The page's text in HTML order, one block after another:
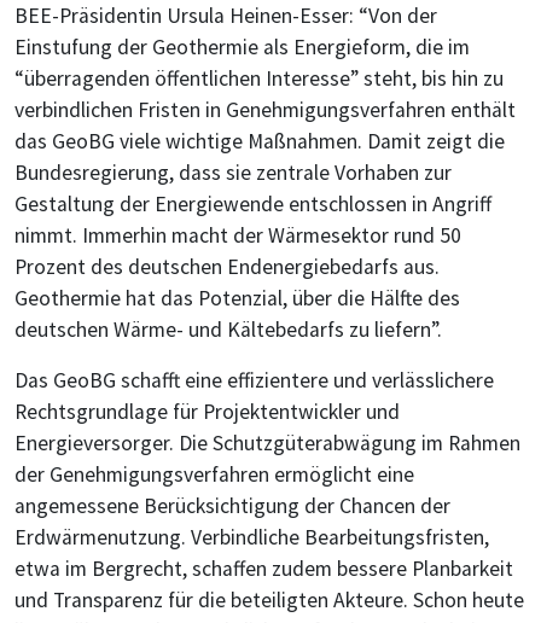
BEE-Präsidentin Ursula Heinen-Esser: “Von der
Einstufung der Geothermie als Energieform, die im
“überragenden öffentlichen Interesse” steht, bis hin zu
verbindlichen Fristen in Genehmigungsverfahren enthält
das GeoBG viele wichtige Maßnahmen. Damit zeigt die
Bundesregierung, dass sie zentrale Vorhaben zur
Gestaltung der Energiewende entschlossen in Angriff
nimmt. Immerhin macht der Wärmesektor rund 50
Prozent des deutschen Endenergiebedarfs aus.
Geothermie hat das Potenzial, über die Hälfte des
deutschen Wärme- und Kältebedarfs zu liefern”.
Das GeoBG schafft eine effizientere und verlässlichere
Rechtsgrundlage für Projektentwickler und
Energieversorger. Die Schutzgüterabwägung im Rahmen
der Genehmigungsverfahren ermöglicht eine
angemessene Berücksichtigung der Chancen der
Erdwärmenutzung. Verbindliche Bearbeitungsfristen,
etwa im Bergrecht, schaffen zudem bessere Planbarkeit
und Transparenz für die beteiligten Akteure. Schon heute